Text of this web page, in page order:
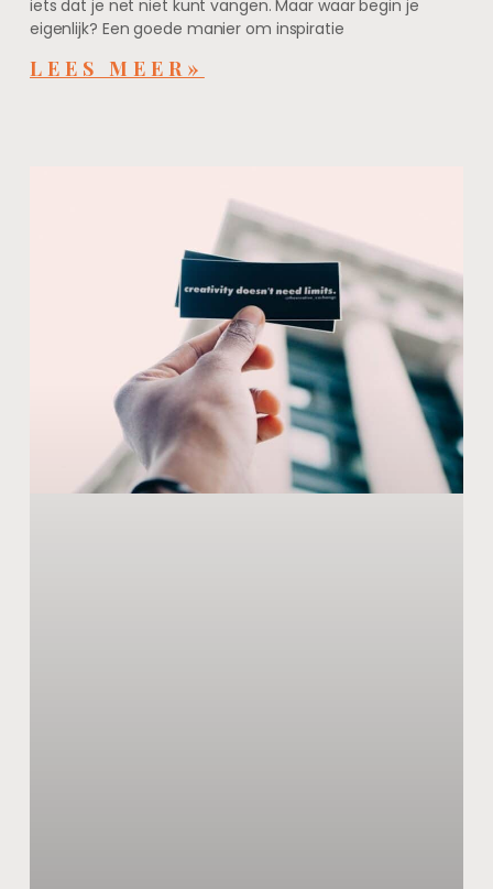
iets dat je net niet kunt vangen. Maar waar begin je
eigenlijk? Een goede manier om inspiratie
LEES MEER»